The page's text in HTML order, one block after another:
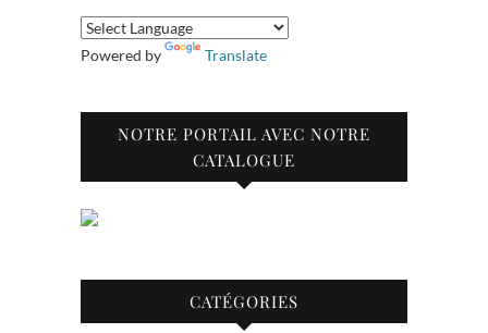
Powered by Translate
NOTRE PORTAIL AVEC NOTRE
CATALOGUE
CATÉGORIES